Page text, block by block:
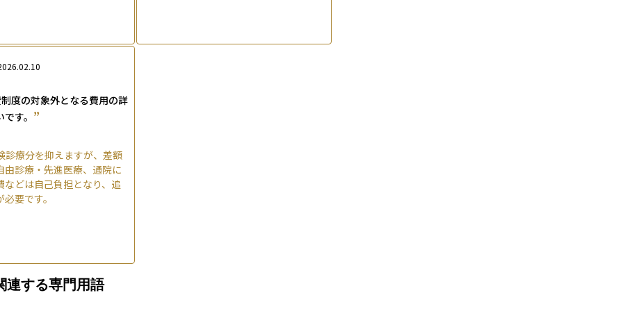
度の対象外となる費用の詳
す。 ”
診療分を抑えますが、差額
由診療・先進医療、通院に
などは自己負担となり、追
要です。
連する専門用語